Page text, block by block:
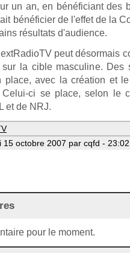
un an, en bénéficiant des
bénéficier de l'effet de la
résultats d'audience.
peut désormais
sur la cible masculine. Des
place, avec la création et
ci se place, selon le
et de NRJ.
15 octobre 2007 par cqfd -
pour le moment.